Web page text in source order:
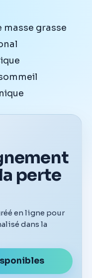
grasse
perte
en ligne pour
dans la